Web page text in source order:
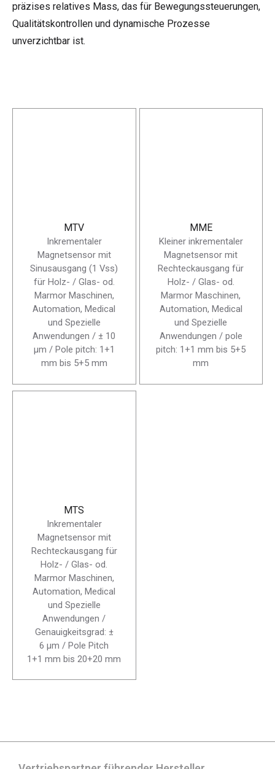
präzises relatives Mass, das für Bewegungssteuerungen,
Qualitätskontrollen und dynamische Prozesse
unverzichtbar ist.
MTV
Inkrementaler
Magnetsensor mit
Sinusausgang (1 Vss)
für Holz- / Glas- od.
Marmor Maschinen,
Automation, Medical
und Spezielle
Anwendungen / ± 10
µm / Pole pitch: 1+1
mm bis 5+5 mm
MME
Kleiner inkrementaler
Magnetsensor mit
Rechteckausgang für
Holz- / Glas- od.
Marmor Maschinen,
Automation, Medical
und Spezielle
Anwendungen / pole
pitch: 1+1 mm bis 5+5
mm
MTS
Inkrementaler
Magnetsensor mit
Rechteckausgang für
Holz- / Glas- od.
Marmor Maschinen,
Automation, Medical
und Spezielle
Anwendungen /
Genauigkeitsgrad: ±
6 μm / Pole Pitch
1+1 mm bis 20+20 mm